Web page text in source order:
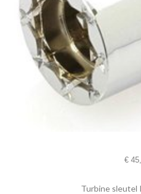
€
Turbine sleutel